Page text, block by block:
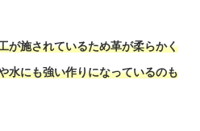
が施されているため革が柔らかく
水にも強い作りになっているのも